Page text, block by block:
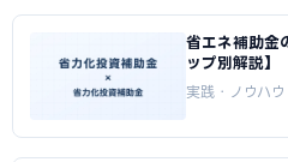
省エネ補助金
ップ別解説】
実践・ノウハウ